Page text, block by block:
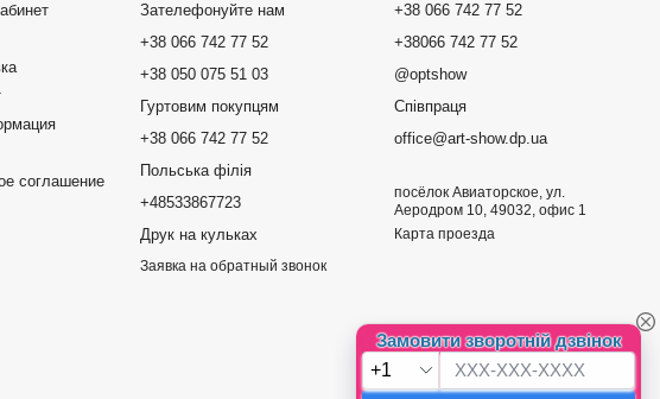
соглашение
Зателефонуйте нам
+38 066 742 77 52
+38 050 075 51 03
Гуртовим покупцям
+38 066 742 77 52
Польська філія
+48533867723
Друк на кульках
Заявка на обратный звонок
+38 066 742 77 52
+38066 742 77 52
@optshow
Співпраця
office@art-show.dp.ua
посёлок Авиаторское, ул.
Аеродром 10, 49032, офис 1
Карта проезда